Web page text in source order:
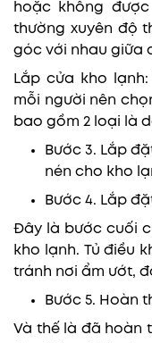
hoặc không
thường xuyên độ
góc với nhau giữa
Lắp cửa kho
mỗi người nên
bao gồm 2 loại là
Bước 3. Lắp
nén cho kho
Bước 4. Lắp
Đây là bước cuối
kho lạnh. Tủ điều
tránh nơi ẩm ướt,
Bước 5. Hoàn
Và thế là đã hoàn